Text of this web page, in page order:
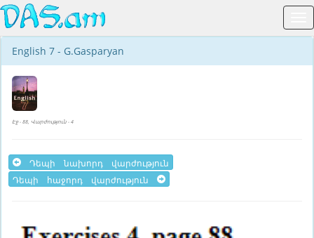
English 7 - G.Gasparyan
Էջ - 88, Վարժություն - 4
Դեպի նախորդ վարժություն
Դեպի հաջորդ վարժություն